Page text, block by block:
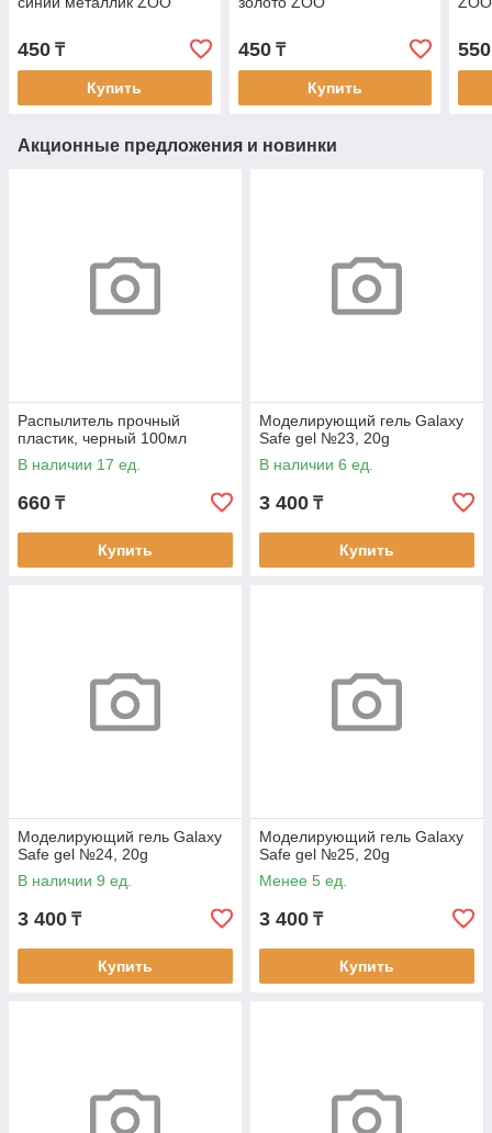
450 ₸
Купить
450₸
Купить
550
Акционные предложения и новинки
Распылитель прочный
пластик, черный 100мл
В наличии 17 ед.
660 ₸
Купить
Моделирующий гель Galaxy
Safe gel №23, 20g
В наличии 6 ед.
3 400 ₸
Купить
Моделирующий гель Galaxy
Safe gel №24, 20g
В наличии 9 ед.
3 400 ₸
Купить
Моделирующий гель Galaxy
Safe gel №25, 20g
Менее 5 ед.
3 400 ₸
Купить